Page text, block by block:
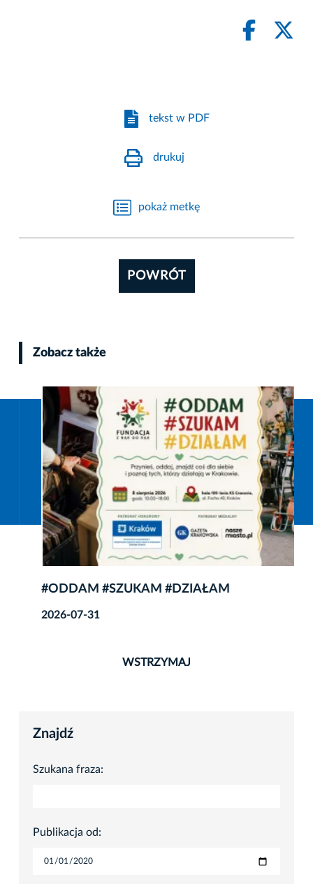
tekst w PDF
drukuj
pokaż metkę
POWRÓT
Zobacz także
#ODDAM #SZUKAM #DZIAŁAM
2026-07-31
WSTRZYMAJ
Znajdź
Szukana fraza:
Publikacja od: